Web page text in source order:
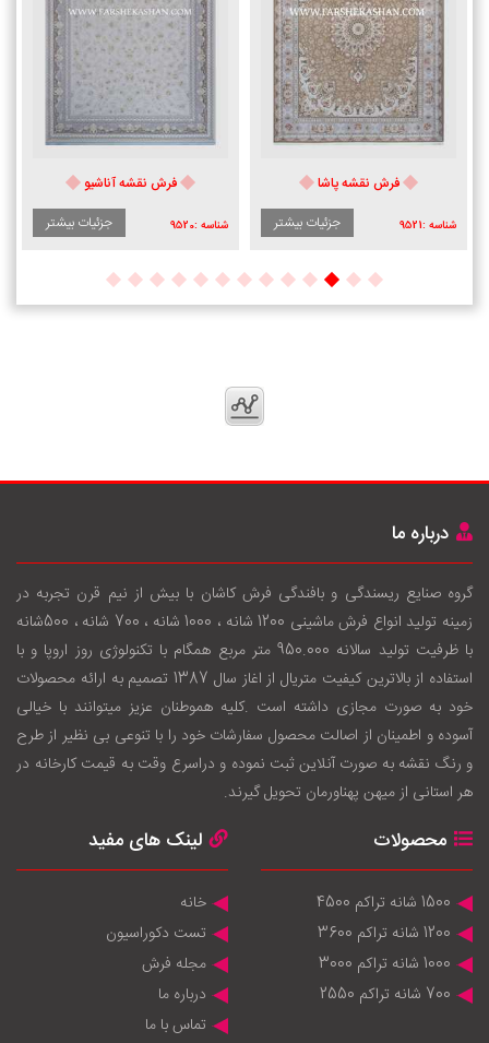
فرش نقشه پاشا
شناسه :9521 جزئیات بیشتر
فرش نقشه آناشیو
شناسه :9520 جزئیات بیشتر
درباره ما
گروه صنایع ریسندگی و بافندگی فرش کاشان با بيش از نيم قرن تجربه در
زمينه توليد انواع فرش ماشینی 1200 شانه ، 1000 شانه ، 700 شانه ، 500شانه
با ظرفيت توليد سالانه 950.000 متر مربع همگام با تکنولوژی روز اروپا و با
استفاده از بالاترين کيفيت متريال از اغاز سال 1387 تصميم به ارائه محصولات
خود به صورت مجازی داشته است .کليه هموطنان عزيز ميتوانند با خيالی
آسوده و اطمينان از اصالت محصول سفارشات خود را با تنوعی بی نظير از طرح
و رنگ نقشه به صورت آنلاين ثبت نموده و دراسرع وقت به قيمت کارخانه در
هر استانی از ميهن پهناورمان تحويل گيرند.
محصولات
1500 شانه تراکم 4500
1200 شانه تراکم 3600
1000 شانه تراکم 3000
700 شانه تراکم 2550
لینک های مفید
خانه
تست دکوراسیون
مجله فرش
درباره ما
تماس با ما